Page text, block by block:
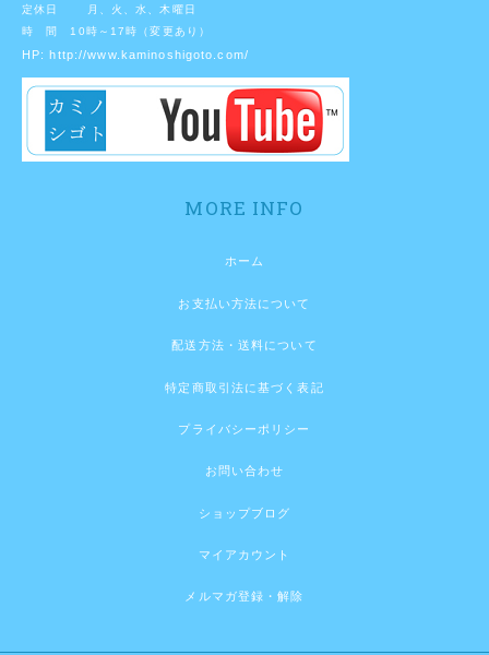
定休日 月、火、水、木曜日
時 間 10時～17時（変更あり）
HP: http://www.kaminoshigoto.com/
MORE INFO
ホーム
お支払い方法について
配送方法・送料について
特定商取引法に基づく表記
プライバシーポリシー
お問い合わせ
ショップブログ
マイアカウント
メルマガ登録・解除